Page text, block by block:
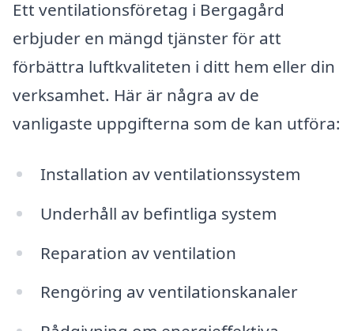
Ett ventilationsföretag i Bergagård
erbjuder en mängd tjänster för att
förbättra luftkvaliteten i ditt hem eller din
verksamhet. Här är några av de
vanligaste uppgifterna som de kan utföra:
Installation av ventilationssystem
Underhåll av befintliga system
Reparation av ventilation
Rengöring av ventilationskanaler